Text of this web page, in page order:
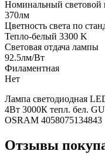
Номинальный световой
370лм
Цветность света по
Тепло-белый 3300 K
Световая отдача лампы
92.5лм/Вт
Филаментная
Нет
Лампа светодиодная
4Вт 3000К тепл. бел.
OSRAM 4058075134843
Отзывы